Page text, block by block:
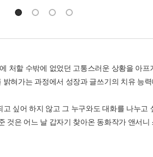
처할 수밖에 없었던 고통스러운 상황을 아프
혀가는 과정에서 성장과 글쓰기의 치유 능
싶어 하지 않고 그 누구와도 대화를 나누고
것은 어느 날 갑자기 찾아온 동화작가 앤서